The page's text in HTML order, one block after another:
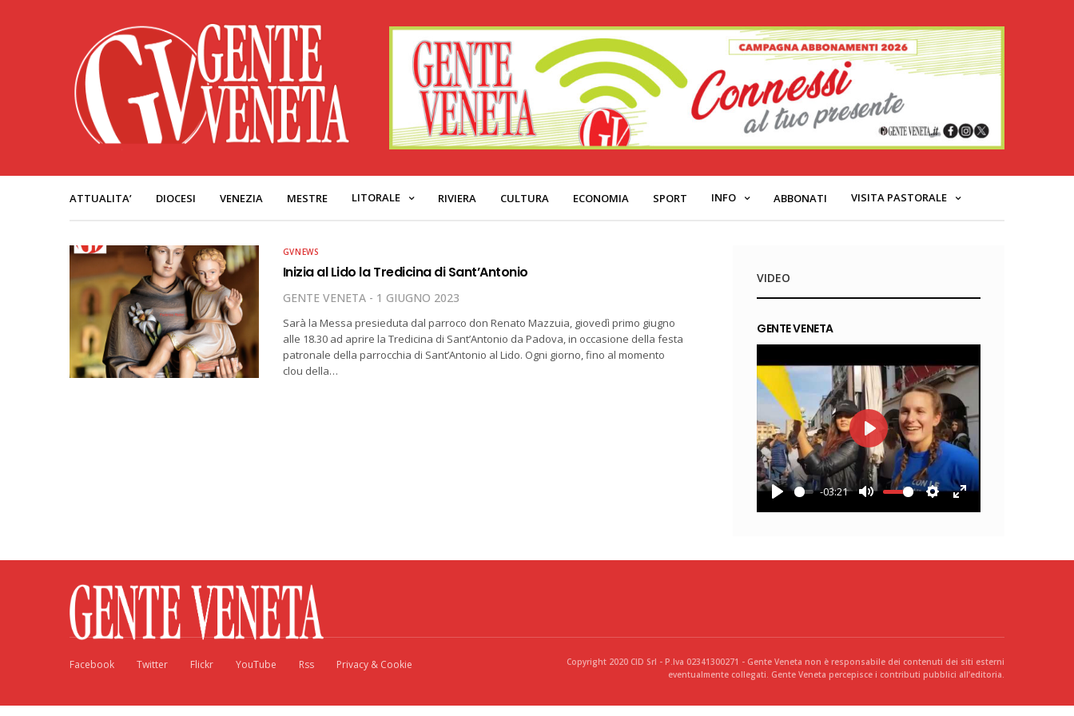
ATTUALITA’ DIOCESI VENEZIA MESTRE LITORALE RIVIERA CULTURA ECONOMIA SPORT INFO ABBONATI VISITA PASTORALE
GVNEWS
Inizia al Lido la Tredicina di Sant’Antonio
GENTE VENETA 1 GIUGNO 2023
Sarà la Messa presieduta dal parroco don Renato Mazzuia, giovedì primo giugno
alle 18.30 ad aprire la Tredicina di Sant’Antonio da Padova, in occasione della festa
patronale della parrocchia di Sant’Antonio al Lido. Ogni giorno, fino al momento
clou della…
VIDEO
GENTE VENETA
-03:21
Play
Facebook Twitter Flickr YouTube Rss Privacy & Cookie
Copyright 2020 CID Srl - P.Iva 02341300271 - Gente Veneta non è responsabile dei contenuti dei siti esterni
eventualmente collegati. Gente Veneta percepisce i contributi pubblici all’editoria.